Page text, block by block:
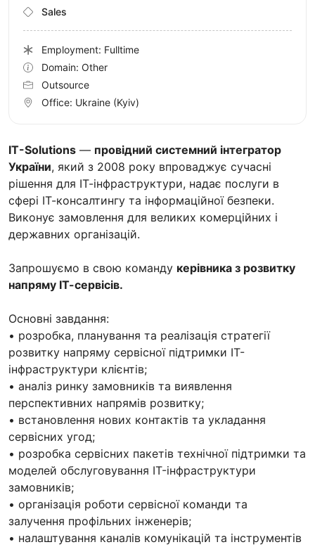
IT-Solutions — провідний системний інтегратор
України, який з 2008 року впроваджує сучасні
рішення для ІТ-інфраструктури, надає послуги в
сфері ІТ-консалтингу та інформаційної безпеки.
Виконує замовлення для великих комерційних і
державних організацій.
Запрошуємо в свою команду керівника з розвитку
напряму ІТ-сервісів.
Основні завдання:
• розробка, планування та реалізація стратегії
розвитку напряму сервісної підтримки ІТ-
інфраструктури клієнтів;
• аналіз ринку замовників та виявлення
перспективних напрямів розвитку;
• встановлення нових контактів та укладання
сервісних угод;
• розробка сервісних пакетів технічної підтримки та
моделей обслуговування IT-інфраструктури
замовників;
• організація роботи сервісної команди та
залучення профільних інженерів;
• налаштування каналів комунікацій та інструментів
Sales
Employment: Fulltime
Domain: Other
Outsource
Office: Ukraine (Kyiv)